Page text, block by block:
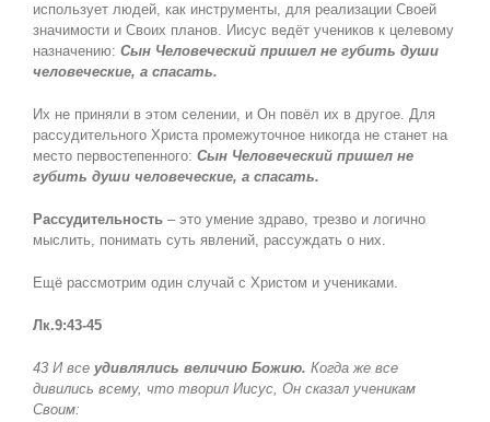
использует людей, как инструменты, для реализации Своей
значимости и Своих планов. Иисус ведёт учеников к целевому
назначению: Сын Человеческий пришел не губить души
человеческие, а спасать.
Их не приняли в этом селении, и Он повёл их в другое. Для
рассудительного Христа промежуточное никогда не станет на
место первостепенного: Сын Человеческий пришел не
губить души человеческие, а спасать.
Рассудительность– это умение здраво, трезво и логично
мыслить, понимать суть явлений, рассуждать о них.
Ещё рассмотрим один случай с Христом и учениками.
Лк.9:43-45
43 И все удивлялись величию Божию. Когда же все
дивились всему, что творил Иисус, Он сказал ученикам
Своим: